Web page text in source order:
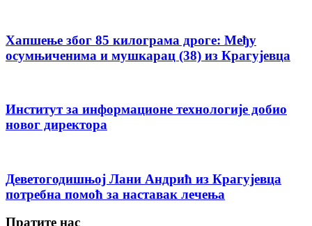
Хапшење због 85 килограма дроге: Међу
осумњиченима и мушкарац (38) из Крагујевца
Институт за информационе технологије добио
новог директора
Деветогодишњој Лани Андрић из Крагујевца
потребна помоћ за наставак лечења
Пратите нас